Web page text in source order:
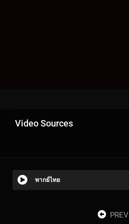
Video Sources
พากย์ไทย
PREV